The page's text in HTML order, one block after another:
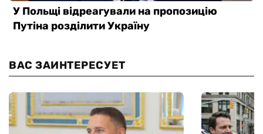
ВАС ЗАИНТЕРЕСУЕТ